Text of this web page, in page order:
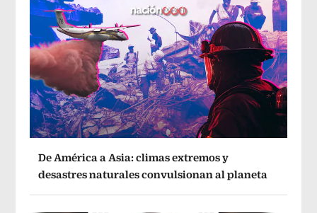
De América a Asia: climas extremos y
desastres naturales convulsionan al planeta